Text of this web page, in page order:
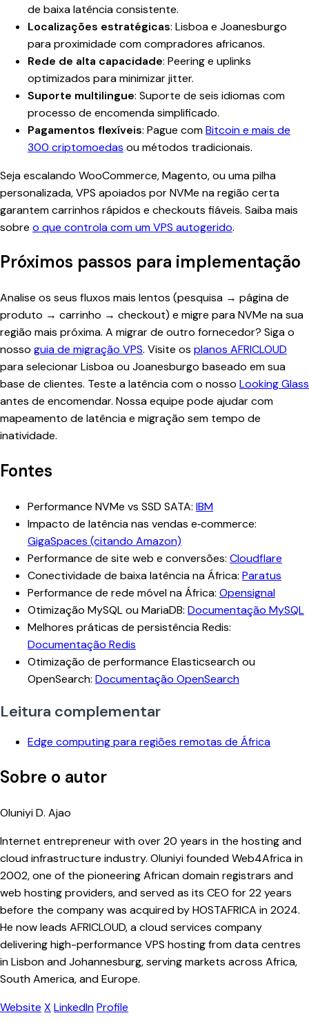
de baixa latência consistente.
Localizações estratégicas: Lisboa e Joanesburgo
para proximidade com compradores africanos.
Rede de alta capacidade: Peering e uplinks
optimizados para minimizar jitter.
Suporte multilingue: Suporte de seis idiomas com
processo de encomenda simplificado.
Pagamentos flexíveis: Pague comBitcoin e mais de
300 criptomoedas ou métodos tradicionais.
Seja escalando WooCommerce, Magento, ou uma pilha
personalizada, VPS apoiados por NVMe na região certa
garantem carrinhos rápidos e checkouts fiáveis. Saiba mais
sobre o que controla com um VPS autogerido.
Próximos passos para implementação
Analise os seus fluxos mais lentos (pesquisa → página de
produto → carrinho → checkout) e migre para NVMe na sua
região mais próxima. A migrar de outro fornecedor? Siga o
nosso guia de migração VPS. Visite os planos AFRICLOUD
para selecionar Lisboa ou Joanesburgo baseado em sua
base de clientes. Teste a latência com o nosso Looking Glass
antes de encomendar. Nossa equipe pode ajudar com
mapeamento de latência e migração sem tempo de
inatividade.
Fontes
Performance NVMe vs SSD SATA: IBM
Impacto de latência nas vendas e‑commerce:
GigaSpaces (citando Amazon)
Performance de site web e conversões: Cloudflare
Conectividade de baixa latência na África: Paratus
Performance de rede móvel na África: Opensignal
Otimização MySQL ou MariaDB: Documentação MySQL
Melhores práticas de persistência Redis:
Documentação Redis
Otimização de performance Elasticsearch ou
OpenSearch: Documentação OpenSearch
Leitura complementar
Edge computing para regiões remotas de África
Sobre o autor
Oluniyi D. Ajao
Internet entrepreneur with over 20 years in the hosting and
cloud infrastructure industry. Oluniyi founded Web4Africa in
2002, one of the pioneering African domain registrars and
web hosting providers, and served as its CEO for 22 years
before the company was acquired by HOSTAFRICA in 2024.
He now leads AFRICLOUD, a cloud services company
delivering high-performance VPS hosting from data centres
in Lisbon and Johannesburg, serving markets across Africa,
South America, and Europe.
Website X LinkedInProfile